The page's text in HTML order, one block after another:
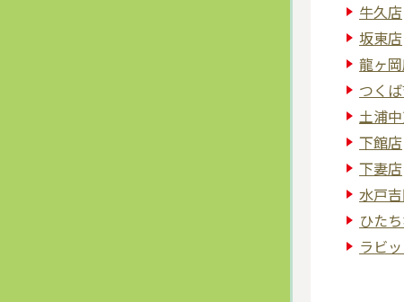
牛久店
坂東店
龍ヶ
つく
土浦
下館店
下妻店
水戸
ひた
ラビ